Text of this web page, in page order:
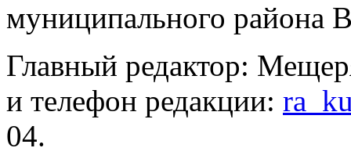
муниципального района
Главный редактор:
и телефон редакции:
04.